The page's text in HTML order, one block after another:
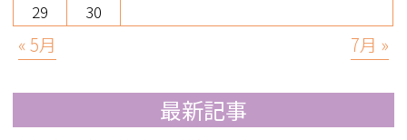
29
30
« 5月 7月 »
最新記事